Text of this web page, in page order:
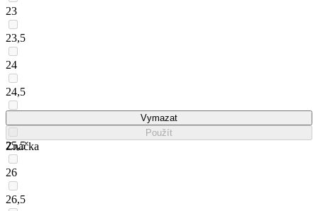
23
23,5
24
24,5
25,5
26
26,5
Vymazat
Použít
Značka